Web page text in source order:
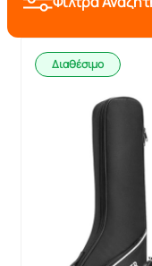
Διαθέσιμο